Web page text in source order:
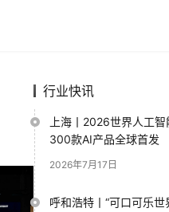
行业快讯
上海丨2026世界人工
300款AI产品全球首发
2026年7月17日
呼和浩特丨“可口可乐